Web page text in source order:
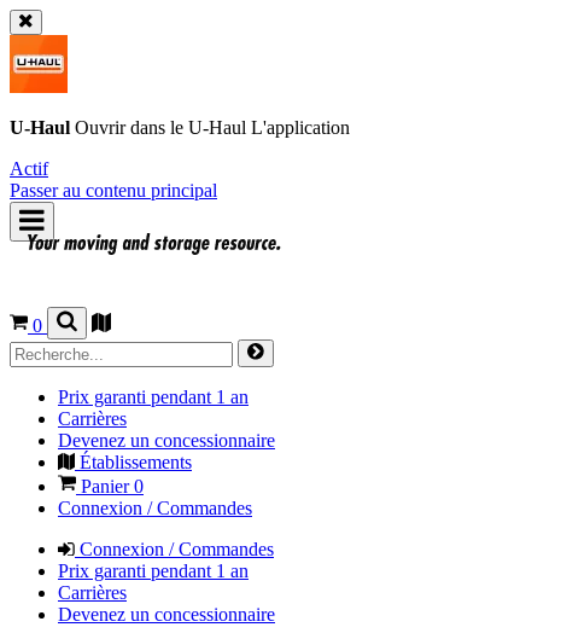
U-Haul Ouvrir dans le U-Haul L'application
Actif
Passer au contenu principal
0
Prix garanti pendant 1 an
Carrières
Devenez un concessionnaire
Établissements
Panier0
Connexion / Commandes
Connexion / Commandes
Prix garanti pendant 1 an
Carrières
Devenez un concessionnaire